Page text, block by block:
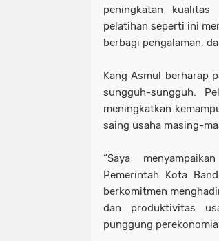
peningkatan
pelatihan seperti ini
berbagi pengalaman,
Kang Asmul berharap
sungguh-sungguh.
meningkatkan
saing usaha masing-
“Saya
Pemerintah Kota
berkomitmen
dan produktivitas
punggung